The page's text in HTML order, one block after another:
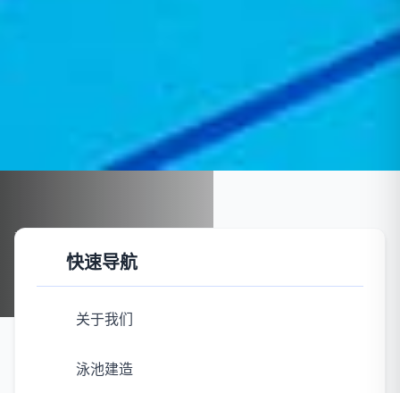
首页
泳池建造
快速导航
关于我们
泳池建造